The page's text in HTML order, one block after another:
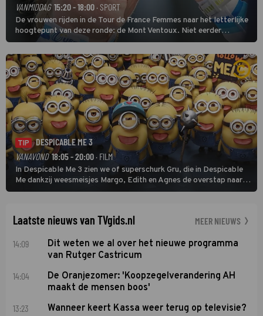
VANMIDDAG 15:20 - 18:00 · SPORT
De vrouwen rijden in de Tour de France Femmes naar het letterlijke
hoogtepunt van deze ronde: de Mont Ventoux. Niet eerder
finishten de vrouwen voor deze koers op deze kale col uit de
buitencategorie. De aanloop naar de slotklim is vlak.
TIP
DESPICABLE ME 3
VANAVOND 18:05 - 20:00· FILM
In Despicable Me 3 zien we of superschurk Gru, die in Despicable
Me dankzij weesmeisjes Margo, Edith en Agnes de overstap naar
het rechte pad maakte, ook op dat pad weet te blijven.
Laatste nieuws van TVgids.nl MEER NIEUWS
14:09
Dit weten we al over het nieuwe programma
van Rutger Castricum
14:04
De Oranjezomer: 'Koopzegelverandering AH
maakt de mensen boos'
13:23 Wanneer keert Kassa weer terug op televisie?